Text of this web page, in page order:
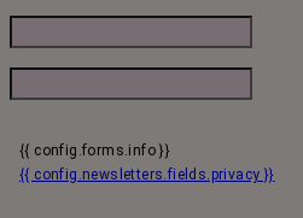
{{ config.forms.info }}
{{ config.newsletters.fields.privacy }}